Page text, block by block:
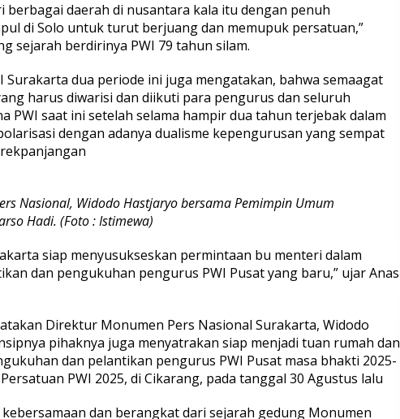
berbagai daerah di nusantara kala itu dengan penuh
di Solo untuk turut berjuang dan memupuk persatuan,”
sejarah berdirinya PWI 79 tahun silam.
Surakarta dua periode ini juga mengatakan, bahwa semaagat
harus diwarisi dan diikuti para pengurus dan seluruh
PWI saat ini setelah selama hampir dua tahun terjebak dalam
dengan adanya dualisme kepengurusan yang sempat
Nasional, Widodo Hastjaryo bersama Pemimpin Umum
Hadi. (Foto : Istimewa)
siap menyusukseskan permintaan bu menteri dalam
dan pengukuhan pengurus PWI Pusat yang baru,” ujar Anas
Direktur Monumen Pers Nasional Surakarta, Widodo
pihaknya juga menyatrakan siap menjadi tuan rumah dan
dan pelantikan pengurus PWI Pusat masa bhakti 2025-
PWI 2025, di Cikarang, pada tanggal 30 Agustus lalu
dan berangkat dari sejarah gedung Monumen